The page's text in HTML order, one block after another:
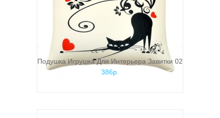
Подушка Игрушка Для Интерьера Завитки 02
386р.